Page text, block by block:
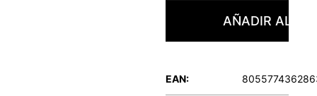
AÑADIR AL
EAN: